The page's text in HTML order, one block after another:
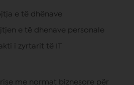
e të dhënave
e të dhenave personale
i zyrtarit të IT
me normat biznesore për